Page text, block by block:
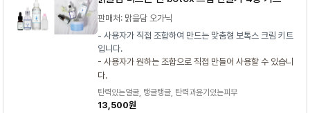
판매처: 맑을담 오가닉
- 사용자가 직접 조합하여 만드는 맞춤형 보톡스 크림 키트
입니다.
- 사용자가 원하는 조합으로 직접 만들어 사용할 수 있습니
다.
탄력있는얼굴, 탱글탱글, 탄력과윤기있는피부
13,500원